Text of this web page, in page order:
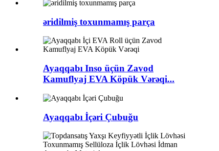
əridilmiş toxunmamış parça
Ayaqqabı Inso üçün Zavod
Kamuflyaj EVA Köpük Vərəqi...
Ayaqqabı İçəri Çubuğu